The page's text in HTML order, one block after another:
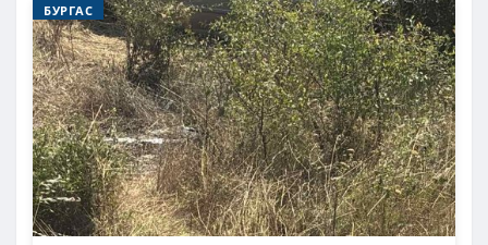
БУРГАС